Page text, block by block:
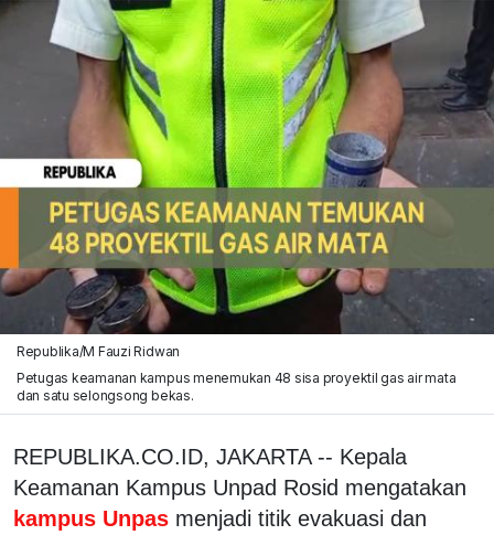
Republika/M Fauzi Ridwan
Petugas keamanan kampus menemukan 48 sisa proyektil gas air mata
dan satu selongsong bekas.
REPUBLIKA.CO.ID, JAKARTA -- Kepala
Keamanan Kampus Unpad Rosid mengatakan
kampus Unpas menjadi titik evakuasi dan